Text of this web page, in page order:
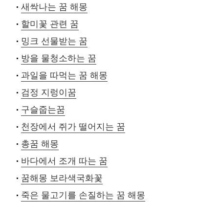
새싹나는 꿈 해몽
할미꽃 관련 꿈
밍크 선물받는 꿈
방을 물청소하는 꿈
과일을 따먹는 꿈 해몽
검정 지렁이꿈
구슬줍는꿈
천장에서 쥐가 떨어지는 꿈
총꿈 해몽
바다에서 조개 따는 꿈
꿈해몽 보라색국화꽃
죽은 물고기를 손질하는 꿈 해몽